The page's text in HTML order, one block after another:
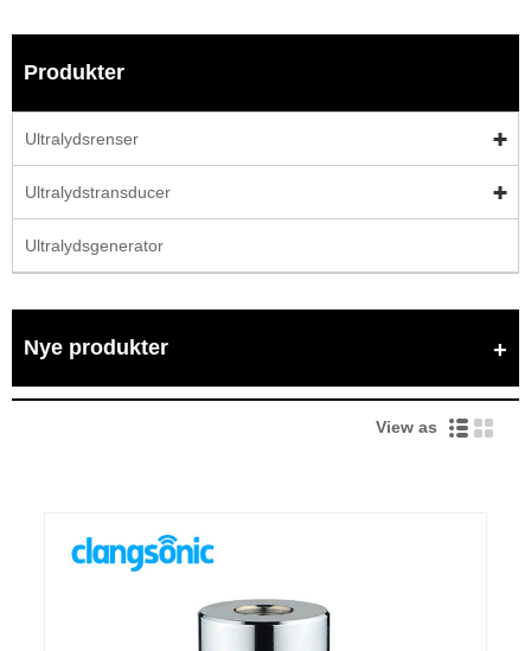
Produkter
Ultralydsrenser
Ultralydstransducer
Ultralydsgenerator
Nye produkter
View as